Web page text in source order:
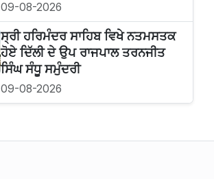
09-08-2026
ਸ੍ਰੀ ਹਰਿਮੰਦਰ ਸਾਹਿਬ ਵਿਖੇ ਨਤਮਸਤਕ
ਹੋਏ ਦਿੱਲੀ ਦੇ ਉਪ ਰਾਜਪਾਲ ਤਰਨਜੀਤ
ਸਿੰਘ ਸੰਧੂ ਸਮੁੰਦਰੀ
09-08-2026